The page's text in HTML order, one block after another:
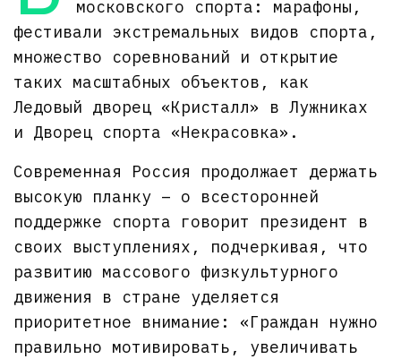
московского спорта: марафоны,
фестивали экстремальных видов спорта,
множество соревнований и открытие
таких масштабных объектов, как
Ледовый дворец «Кристалл» в Лужниках
и Дворец спорта «Некрасовка».
Современная Россия продолжает держать
высокую планку – о всесторонней
поддержке спорта говорит президент в
своих выступлениях, подчеркивая, что
развитию массового физкультурного
движения в стране уделяется
приоритетное внимание: «Граждан нужно
правильно мотивировать, увеличивать